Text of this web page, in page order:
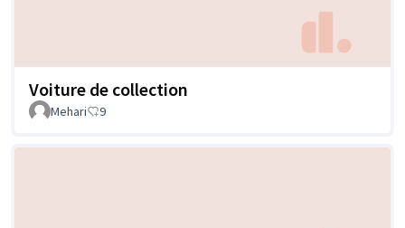
Voiture de collection
Mehari 9